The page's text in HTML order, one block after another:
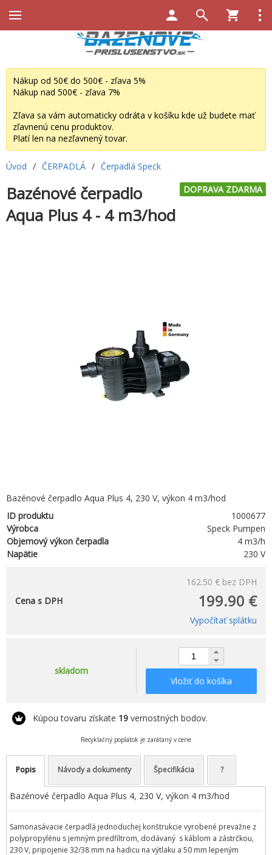
Nákup od 50€ do 500€ - zľava 5%
Nákup nad 500€ - zľava 7%
Zľava sa vám automaticky odráta v košíku kde už budete mať
zľavnenú cenu produktov.
Platí len na nezľavnený tovar.
Úvod / ČERPADLÁ / Čerpadlá Speck
DOPRAVA ZDARMA
Bazénové čerpadlo
Aqua Plus 4 - 4 m3/hod
Bazénové čerpadlo Aqua Plus 4, 230 V, výkon 4 m3/hod
ID produktu
1000677
Výrobca
Speck Pumpen
Objemový výkon čerpadla
4 m3/h
Napätie
230 V
162.50 € bez DPH
199.90 €
Cena s DPH
Vypočítať splátku
skladom
Vložiť do košíka
Kúpou tovaru získate 19 vernostných bodov.
Recyklačný poplatok je zarátaný v cene
Popis Návody a dokumenty Špecifikácia ?
Bazénové čerpadlo Aqua Plus 4, 230 V, výkon 4 m3/hod
Samonasávacie čerpadlá jednoduchej konštrukcie vyrobené prevažne z
polypropylénu s jemným predfiltrom, dodávaný s káblom a zástrčkou,
230 V, pripojenie 32/38 mm na hadicu na výtlaku a 50 mm lepeným